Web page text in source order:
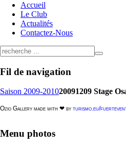
Accueil
Le Club
Actualités
Contactez-Nous
Fil de navigation
Saison 2009-201020091209 Stage
Ozio Gallery made with ❤ by turismo.eu/
Menu photos